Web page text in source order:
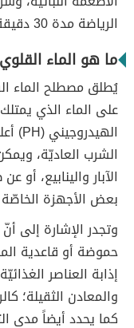
الرياضة مدة 30 دقيقة يومياً، والابتعاد عن
ما هو الماء القلوي
على الماء الذي
الشرب العاديّة،
الآبار والينابيع،
بعض الأجهزة
وتجدر الإشارة إلى
حموضة أو قاعدية
إذابة العناصر
والمعادن الثقيلة؛